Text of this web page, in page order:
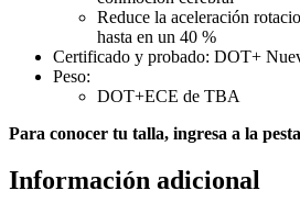
Reduce la aceleración
hasta en un 40 %
Certificado y probado: DOT+
Peso:
DOT+ECE de TBA
Para conocer tu talla, ingresa a la
Información adicional